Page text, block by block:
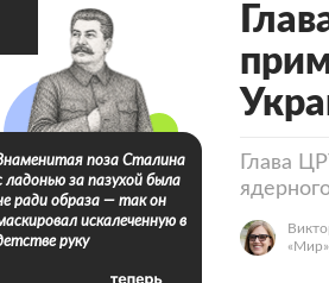
Глава
поза Сталина
ладонью за пазухой была
ради образа — так он
искалеченную в
руку